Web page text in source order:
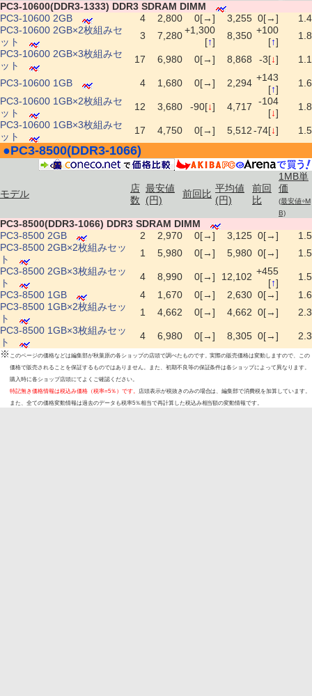
PC3-10600(DDR3-1333) DDR3 SDRAM DIMM
PC3-10600 2GB
4 2,800 0[→] 3,255 0[→]
1.4
PC3-10600 2GB×2枚組みセ
ット
3 7,280+1,300
[↑]
8,350 +100
[↑]
1.8
PC3-10600 2GB×3枚組みセ
ット
17 6,980 0[→] 8,868 -3[↓] 1.1
PC3-10600 1GB 4 1,680 0[→] 2,294 +143
[↑]
1.6
PC3-10600 1GB×2枚組みセ
ット
12 3,680 -90[↓] 4,717
-104
[↓]
1.8
PC3-10600 1GB×3枚組みセ
ット
17 4,750 0[→] 5,512-74[↓]
1.5
●PC3-8500(DDR3-1066)
モデル
店
数
最安値
(円)
前回比 平均値
(円)
前回
比
1MB単
価
(最安値÷M
B)
PC3-8500(DDR3-1066) DDR3 SDRAM DIMM
PC3-8500 2GB
2 2,970 0[→] 3,125 0[→]
1.5
PC3-8500 2GB×2枚組みセッ
ト
1 5,980 0[→] 5,980 0[→]
1.5
PC3-8500 2GB×3枚組みセッ
ト
4 8,990 0[→] 12,102 +455
[↑]
1.5
PC3-8500 1GB
4 1,670 0[→] 2,630 0[→]
1.6
PC3-8500 1GB×2枚組みセッ
ト
1 4,662 0[→] 4,662 0[→]
2.3
PC3-8500 1GB×3枚組みセッ
ト
4 6,980 0[→] 8,305 0[→]
2.3
※ このページの価格などは編集部が秋葉原の各ショップの店頭で調べたものです。実際の販売価格は変動しますので、この
価格で販売されることを保証するものではありません。また、初期不良等の保証条件は各ショップによって異なります。
購入時に各ショップ店頭にてよくご確認ください。
特記無き価格情報は税込み価格（税率=5％）です。
店頭表示が税抜きのみの場合は、編集部で消費税を加算しています。
また、全ての価格変動情報は過去のデータも税率5％相当で再計算した税込み相当額の変動情報です。